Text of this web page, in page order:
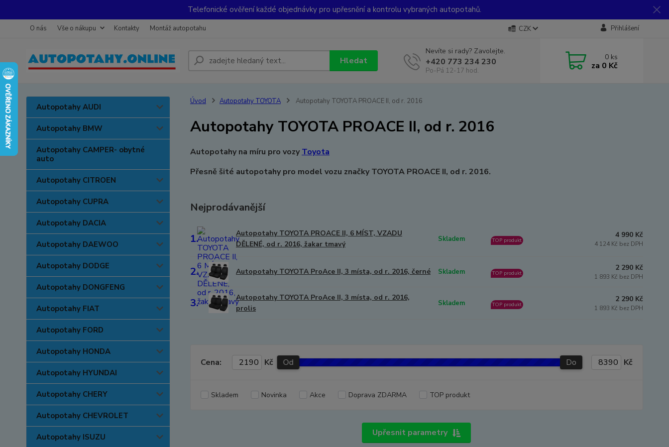
Telefonické ověření každé objednávky pro upřesnění a kontrolu vybraných autopotahů.
O nás Vše o nákupu Kontakty Montáž autopotahu CZK Přihlášení
Hledat
Nevíte si rady? Zavolejte.
+420 773 234 230
Po-Pá 12-17 hod.
0 ks
za 0 Kč
Autopotahy AUDI
Autopotahy BMW
Autopotahy CAMPER- obytné
auto
Autopotahy CITROEN
Autopotahy CUPRA
Autopotahy DACIA
Autopotahy DAEWOO
Autopotahy DODGE
Autopotahy DONGFENG
Autopotahy FIAT
Autopotahy FORD
Autopotahy HONDA
Autopotahy HYUNDAI
Autopotahy CHERY
Autopotahy CHEVROLET
Autopotahy ISUZU
Úvod Autopotahy TOYOTA Autopotahy TOYOTA PROACE II, od r. 2016
Autopotahy TOYOTA PROACE II, od r. 2016
Autopotahy na míru pro vozyToyota
Přesně šité autopotahy pro model vozu značky TOYOTA PROACE II, od r. 2016.
Nejprodávanější
1.
Autopotahy TOYOTA PROACE II, 6 MÍST, VZADU
DĚLENÉ, od r. 2016, žakar tmavý
Skladem TOP produkt
4 990 Kč
4 124 Kč bez DPH
2. Autopotahy TOYOTA ProAce II, 3 místa, od r. 2016, černé Skladem TOP produkt
2 290 Kč
1 893 Kč bez DPH
3.
Autopotahy TOYOTA ProAce II, 3 místa, od r. 2016,
prolis
Skladem TOP produkt
2 290 Kč
1 893 Kč bez DPH
Upřesnit parametry
Cena: Kč Od Do Kč
Skladem Novinka Akce Doprava ZDARMA TOP produkt